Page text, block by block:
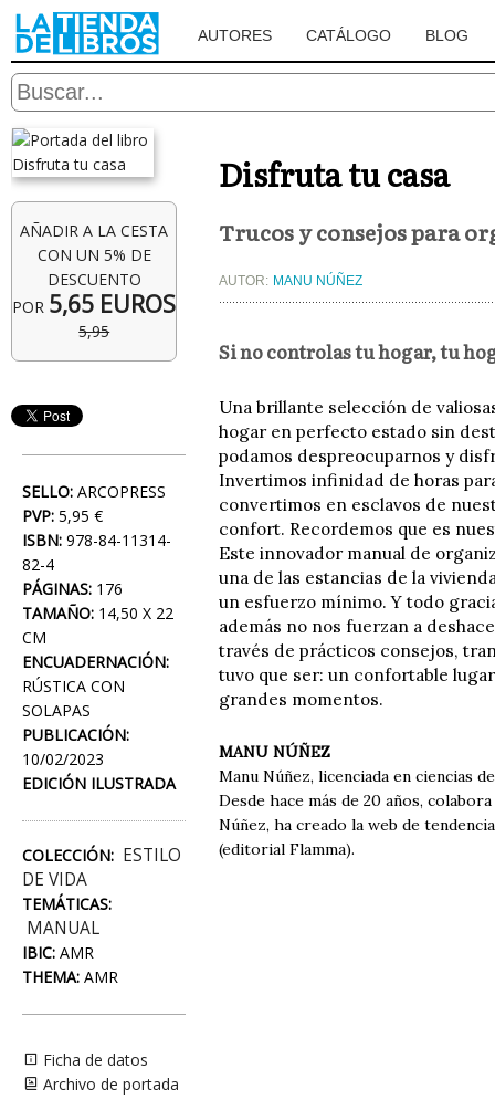
AUTORES CATÁLOGO BLOG
AÑADIR A LA CESTA
CON UN 5% DE
DESCUENTO
POR 5,65 EUROS
5,95
SELLO: ARCOPRESS
PVP: 5,95 €
ISBN: 978-84-11314-
82-4
PÁGINAS: 176
TAMAÑO: 14,50 X 22
CM
ENCUADERNACIÓN:
RÚSTICA CON
SOLAPAS
PUBLICACIÓN:
10/02/2023
EDICIÓN ILUSTRADA
COLECCIÓN: ESTILO
DE VIDA
TEMÁTICAS:
MANUAL
IBIC: AMR
THEMA: AMR
Ficha de datos
Archivo de portada
Disfruta tu casa
Trucos y consejos para
AUTOR: MANU NÚÑEZ
Si no controlas tu hogar, tu
Una brillante selección de
hogar en perfecto estado sin
podamos despreocuparnos y
Invertimos infinidad de horas
convertimos en esclavos de
confort. Recordemos que es
Este innovador manual de
una de las estancias de la
un esfuerzo mínimo. Y todo
además no nos fuerzan a
través de prácticos consejos,
tuvo que ser: un confortable
grandes momentos.
MANU NÚÑEZ
Manu Núñez, licenciada en ciencias
Desde hace más de 20 años,
Núñez, ha creado la web de
(editorial Flamma).